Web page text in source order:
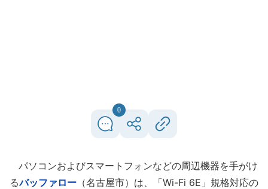
0
パソコンおよびスマートフォンなどの周辺機器を手がけ
るバッファロー （名古屋市）は、「Wi-Fi 6E」規格対応の